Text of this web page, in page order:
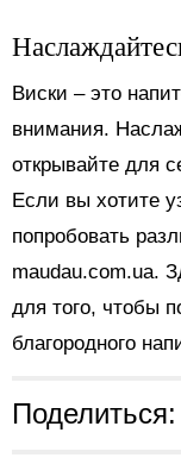
Виски – это
внимания.
открывайте для
Если вы хотите
попробовать
maudau.com.ua.
для того, чтобы
благородного
Поделиться: